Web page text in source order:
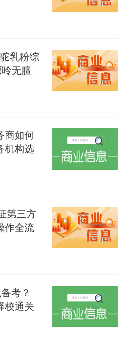
科技自立自强，保
的事”的战略定力。
格局，科技创新是
书记指出：“科技自立
、安全之要”“关键核心
来、讨不来的”。抓科
中央政治局就加强基
支持，推动基础研究实
总书记在加强基础研
提升我国原始创新能
强国建设根基。”
为“基础研究是整个
乳粉综
无膻
商如何
机构选
第三方
作全流
考？
校通关